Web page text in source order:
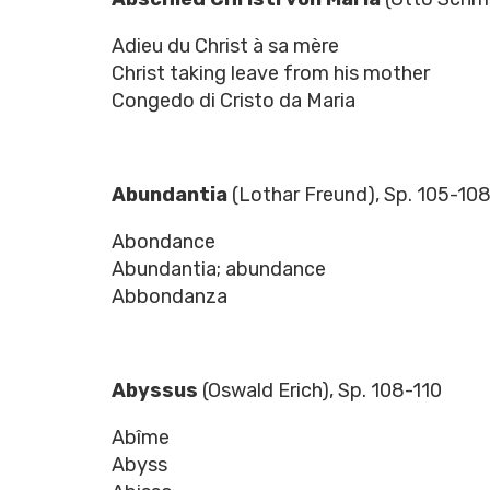
Adieu du Christ à sa mère
Christ taking leave from his mother
Congedo di Cristo da Maria
Abundantia (Lothar Freund), Sp. 105-108
Abondance
Abundantia; abundance
Abbondanza
Abyssus (Oswald Erich), Sp. 108-110
Abîme
Abyss